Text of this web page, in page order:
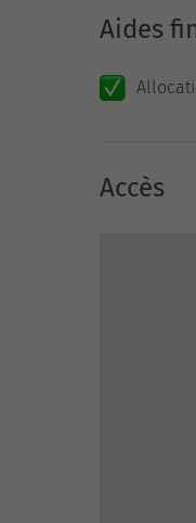
Aides
Accès